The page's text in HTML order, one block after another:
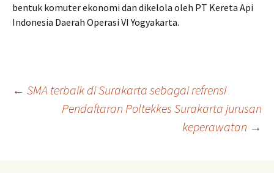
bentuk komuter ekonomi dan dikelola oleh PT Kereta Api
Indonesia Daerah Operasi VI Yogyakarta.
Navigasi
← SMA terbaik di Surakarta sebagai refrensi
Pendaftaran Poltekkes Surakarta jurusan
keperawatan →